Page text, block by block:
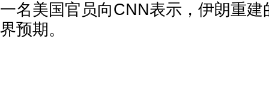
一名美国官员向CNN表示，伊朗重
界预期。